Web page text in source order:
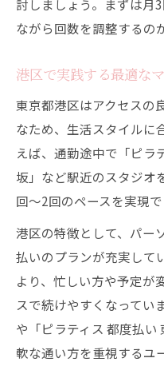
討しましょう。まずは月
ながら回数を調整するの
港区で実践する最適な
東京都港区はアクセスの
なため、生活スタイルに
えば、通勤途中で「ピラ
坂」など駅近のスタジオ
回〜2回のペースを実現で
港区の特徴として、パー
払いのプランが充実して
より、忙しい方や予定が
スで続けやすくなってい
や「ピラティス 都度払
軟な通い方を重視するユ